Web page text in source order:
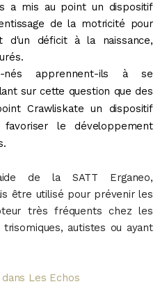
a mis au point un dispositif
de la motricité pour
d'un déficit à la naissance,
nés apprennent-ils à se
sur cette question que des
Crawliskate un dispositif
le développement
de la SATT Erganeo,
être utilisé pour prévenir les
très fréquents chez les
autistes ou ayant
Les Echos